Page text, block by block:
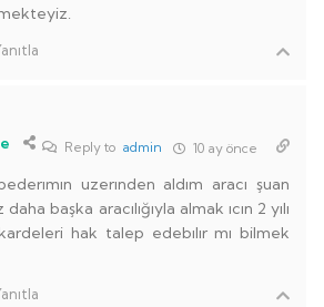
Reply to admin 10 ay önce
uzerınden aldım aracı şuan
başka aracılığıyla almak ıcın 2 yılı
hak talep edebılır mı bilmek